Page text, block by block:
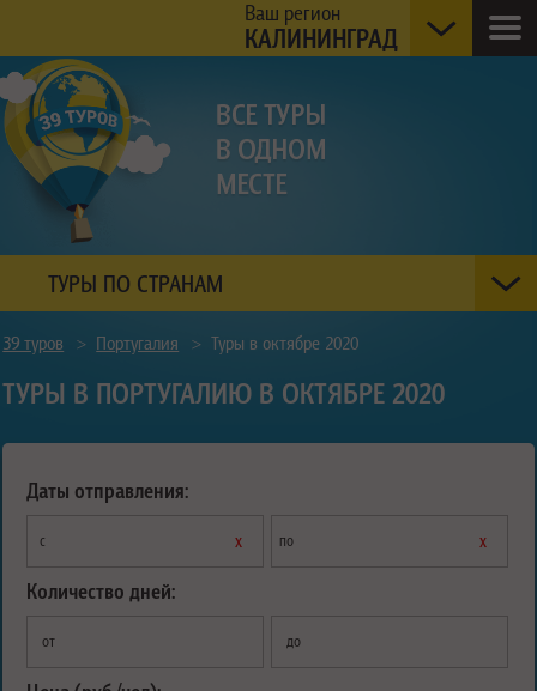
Ваш регион
КАЛИНИНГРАД
ТУРЫ ПО СТРАНАМ
39 туров > Португалия > Туры в октябре 2020
ТУРЫ В ПОРТУГАЛИЮ В ОКТЯБРЕ 2020
Даты отправления:
с х по х
Количество дней:
от до